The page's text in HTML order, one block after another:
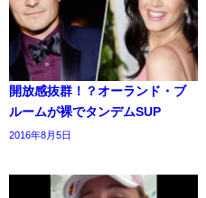
開放感抜群！？オーランド・ブ
ルームが裸でタンデムSUP
2016年8月5日